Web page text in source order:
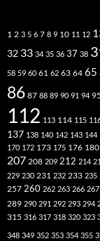
1 2 3 5 6 7 8 9 10 11 12
32 33 34 35 36 37 38
58 59 60 61 62 63 64 65
86 87 88 89 90 91 94 95
112 113 114 115
137 138 140 142 143 144
170 172 173 175 176 180
207 208 209 212 214
229 230 231 232 233 235
257 260 262 263 266 267
289 290 291 292 293 294
315 316 317 318 320 323
348 349 352 353 354 355